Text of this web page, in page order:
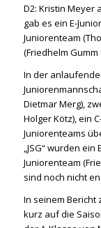
D2: Kristin Meyer
gab es ein E-
Juniorenteam
(Friedhelm Gumm
In der
Dietmar Merg),
Holger Kötz), ein
Juniorenteams
„JSG“ wurden ein
Juniorenteam
sind noch nicht
In seinem Bericht
kurz auf die